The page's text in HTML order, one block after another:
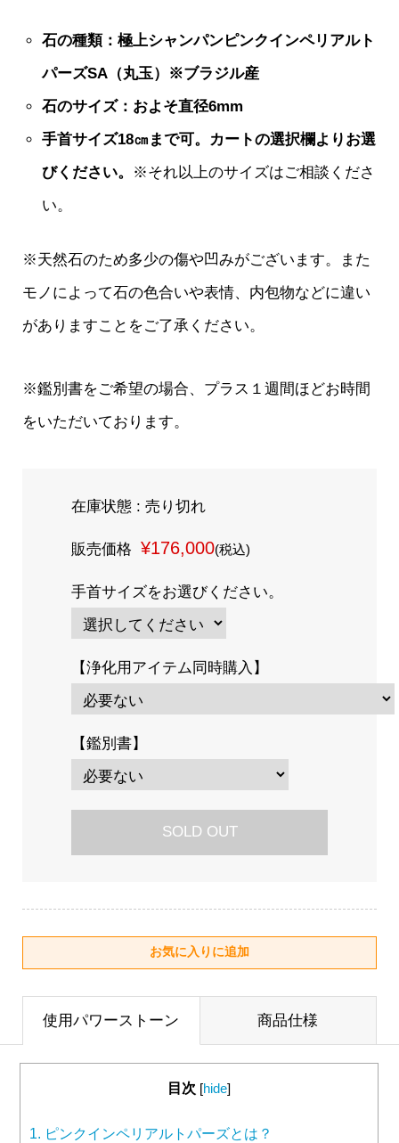
石の種類：極上シャンパンピンクインペリアルト
パーズSA（丸玉）※ブラジル産
石のサイズ：およそ直径6mm
手首サイズ18㎝まで可。カートの選択欄よりお選
びください。
※それ以上のサイズはご相談くださ
い。
※天然石のため多少の傷や凹みがございます。また
モノによって石の色合いや表情、内包物などに違い
がありますことをご了承ください。
※鑑別書をご希望の場合、プラス１週間ほどお時間
をいただいております。
在庫状態 : 売り切れ
販売価格 ¥176,000(税込)
手首サイズをお選びください。
【浄化用アイテム同時購入】
【鑑別書】
SOLD OUT
使用パワーストーン 商品仕様
目次 [hide]
1. ピンクインペリアルトパーズとは？